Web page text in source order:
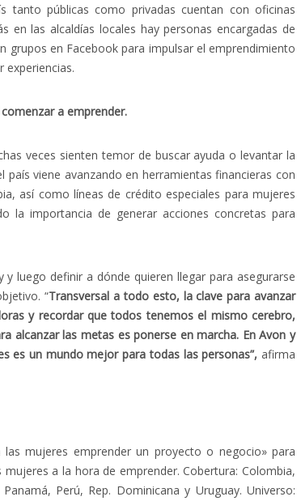
tanto públicas como privadas cuentan con oficinas
en las alcaldías locales hay personas encargadas de
en Facebook para impulsar el emprendimiento
a emprender.
veces sienten temor de buscar ayuda o levantar la
viene avanzando en herramientas financieras con
así como líneas de crédito especiales para mujeres
la importancia de generar acciones concretas para
luego definir a dónde quieren llegar para asegurarse
“Transversal a todo esto, la clave para avanzar
y recordar que todos tenemos el mismo cerebro,
alcanzar las metas es ponerse en marcha. En Avon y
es un mundo mejor para todas las personas”, afirma
mujeres emprender un proyecto o negocio» para
a la hora de emprender. Cobertura: Colombia,
Perú, Rep. Dominicana y Uruguay. Universo: